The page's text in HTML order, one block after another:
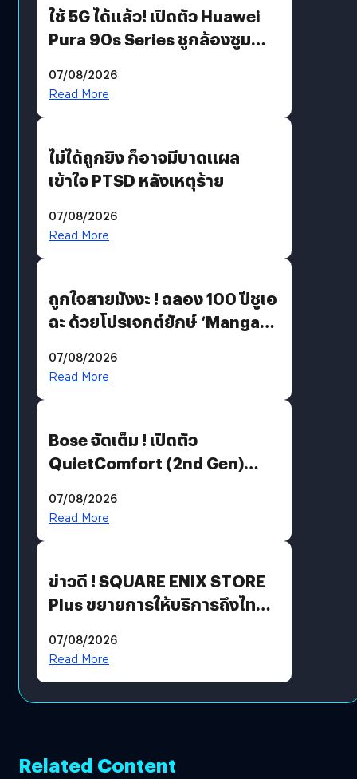
ใช้ 5G ได้แล้ว! เปิดตัว Huawei
Pura 90s Series ชูกล้องซูม
07/08/2026
Read More
ไม่ได้ถูกยิง ก็อาจมีบาดแผล
เข้าใจ PTSD หลังเหตุร้าย
07/08/2026
Read More
ถูกใจสายมังงะ ! ฉลอง 100 ปีชูเอ
ฉะ ด้วยโปรเจกต์ยักษ์ ‘Manga
มีภาษาไทยด้วย
07/08/2026
Read More
Bose จัดเต็ม ! เปิดตัว
QuietComfort (2nd Gen)
07/08/2026
Read More
ข่าวดี ! SQUARE ENIX STORE
Plus ขยายการให้บริการถึงไทย
โดยตรง
07/08/2026
Read More
Related Content